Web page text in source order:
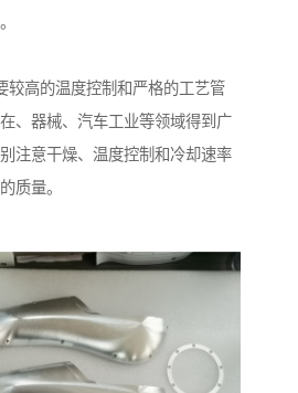
较高的温度控制和严格的工艺管
、器械、汽车工业等领域得到广
注意干燥、温度控制和冷却速率
质量。